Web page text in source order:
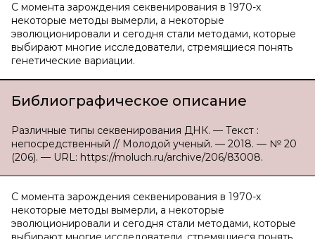
С момента зарождения секвенирования в 1970-х
некоторые методы вымерли, а некоторые
эволюционировали и сегодня стали методами, которые
выбирают многие исследователи, стремящиеся понять
генетические вариации.
Библиографическое описание
Различные типы секвенирования ДНК. — Текст :
непосредственный // Молодой ученый. — 2018. — № 20
(206). — URL: https://moluch.ru/archive/206/83008.
С момента зарождения секвенирования в 1970-х
некоторые методы вымерли, а некоторые
эволюционировали и сегодня стали методами, которые